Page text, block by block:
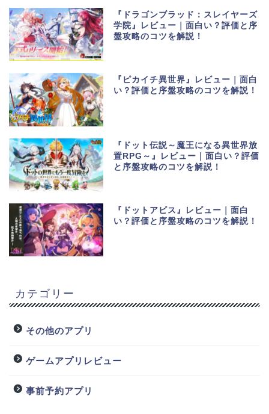
『ドラゴンブラッド：スレイヤーズ
学院』レビュー｜面白い？評価と序
盤攻略のコツを解説！
『ピカイチ異世界』レビュー｜面白
い？評価と序盤攻略のコツを解説！
『ドット伝説～魔王になる異世界放
置RPG～』レビュー｜面白い？評価
と序盤攻略のコツを解説！
『ドットアビス』レビュー｜面白
い？評価と序盤攻略のコツを解説！
カテゴリー
その他のアプリ
ゲームアプリレビュー
事前予約アプリ